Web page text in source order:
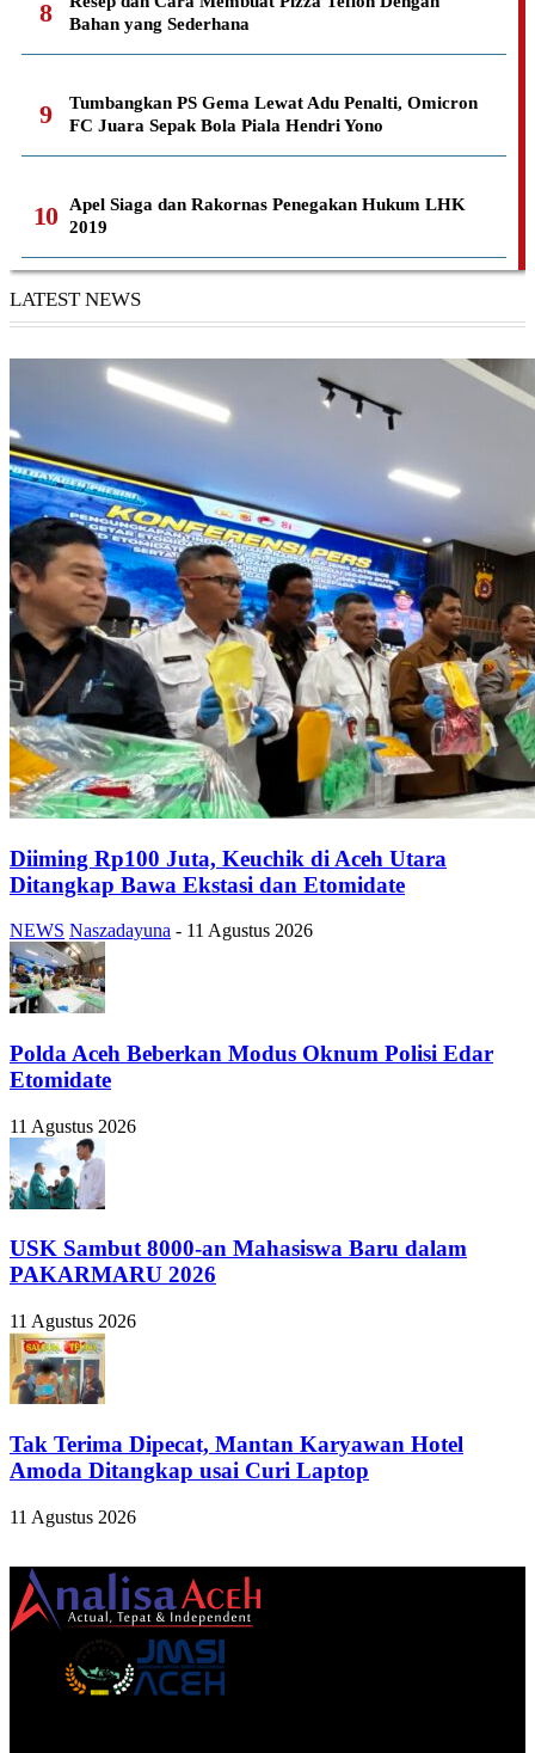
Bahan yang Sederhana
Tumbangkan PS Gema Lewat Adu Penalti, Omicron
FC Juara Sepak Bola Piala Hendri Yono
Apel Siaga dan Rakornas Penegakan Hukum LHK
2019
LATEST NEWS
Diiming Rp100 Juta, Keuchik di Aceh Utara
Ditangkap Bawa Ekstasi dan Etomidate
NEWS Naszadayuna - 11 Agustus 2026
Polda Aceh Beberkan Modus Oknum Polisi Edar
Etomidate
11 Agustus 2026
USK Sambut 8000-an Mahasiswa Baru dalam
PAKARMARU 2026
11 Agustus 2026
Tak Terima Dipecat, Mantan Karyawan Hotel
Amoda Ditangkap usai Curi Laptop
11 Agustus 2026